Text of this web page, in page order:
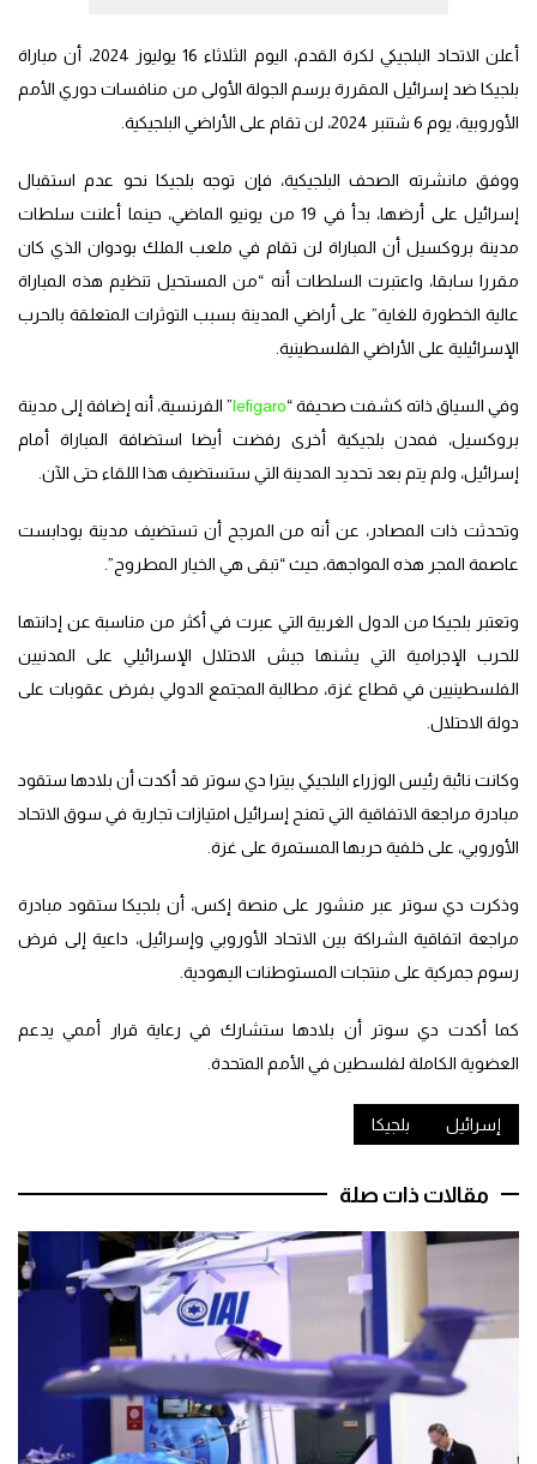
أعلن الاتحاد البلجيكي لكرة القدم، اليوم الثلاثاء 16 يوليوز 2024، أن مباراة
بلجيكا ضد إسرائيل المقررة برسم الجولة الأولى من منافسات دوري الأمم
الأوروبية، يوم 6 شتنبر 2024، لن تقام على الأراضي البلجيكية.
ووفق مانشرته الصحف البلجيكية، فإن توجه بلجيكا نحو عدم استقبال
إسرائيل على أرضها، بدأ في 19 من يونيو الماضي، حينما أعلنت سلطات
مدينة بروكسيل أن المباراة لن تقام في ملعب الملك بودوان الذي كان
مقررا سابقا، واعتبرت السلطات أنه “من المستحيل تنظيم هذه المباراة
عالية الخطورة للغاية” على أراضي المدينة بسبب التوثرات المتعلقة بالحرب
الإسرائيلية على الأراضي الفلسطينية.
وفي السياق ذاته كشفت صحيفة “lefigaro” الفرنسية، أنه إضافة إلى مدينة
بروكسيل، فمدن بلجيكية أخرى رفضت أيضا استضافة المباراة أمام
إسرائيل، ولم يتم بعد تحديد المدينة التي ستستضيف هذا اللقاء حتى الآن.
وتحدثت ذات المصادر، عن أنه من المرجح أن تستضيف مدينة بودابست
عاصمة المجر هذه المواجهة، حيث “تبقى هي الخيار المطروح”.
وتعتبر بلجيكا من الدول الغربية التي عبرت في أكثر من مناسبة عن إدانتها
للحرب الإجرامية التي يشنها جيش الاحتلال الإسرائيلي على المدنيين
الفلسطينيين في قطاع غزة، مطالبة المجتمع الدولي بفرض عقوبات على
دولة الاحتلال.
وكانت نائبة رئيس الوزراء البلجيكي بيترا دي سوتر قد أكدت أن بلادها ستقود
مبادرة مراجعة الاتفاقية التي تمنح إسرائيل امتيازات تجارية في سوق الاتحاد
الأوروبي، على خلفية حربها المستمرة على غزة.
وذكرت دي سوتر عبر منشور على منصة إكس، أن بلجيكا ستقود مبادرة
مراجعة اتفاقية الشراكة بين الاتحاد الأوروبي وإسرائيل، داعية إلى فرض
رسوم جمركية على منتجات المستوطنات اليهودية.
كما أكدت دي سوتر أن بلادها ستشارك في رعاية قرار أممي يدعم
العضوية الكاملة لفلسطين في الأمم المتحدة.
إسرائيل بلجيكا
مقالات ذات صلة